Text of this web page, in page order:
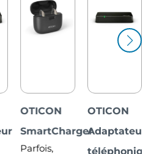
OTICON
SmartCharger
Parfois,
OTICON
Adaptateur